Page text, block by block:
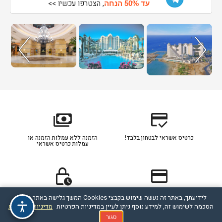
עד 50% הנחה
, הצטרפו עכשיו >>
credit_score
כרטיס אשראי לבטחון בלבד!
payments
הזמנה ללא עמלות הזמנה או
עמלות כרטיס אשראי
credit_card
כרטיס אשראי מסוג דיירקט
מחוייב לפי הסכם תנאי חברת
האשראי עם הלקוח
lock_clock
תהליך ההזמנה מאובטח
לידיעתך, באתר זה נעשה שימוש בקבצי Cookies המשך גלישה באתר מהווה
הסכמה לשימוש זה, למידע נוסף ניתן לעיין במדיניות הפרטיות מדיניות הפרטיות
סגור